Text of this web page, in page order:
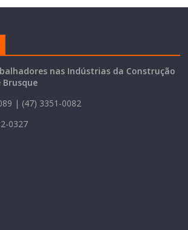
nas Indústrias da Construção
| (47) 3351-0082
0327